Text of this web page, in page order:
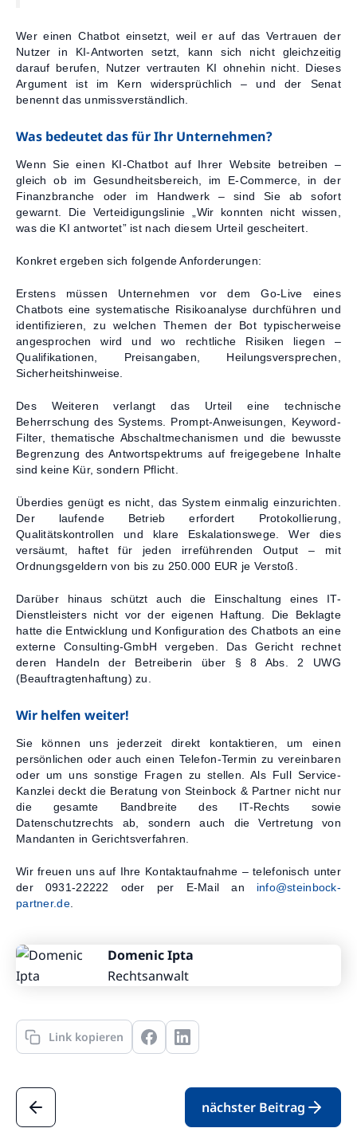
Wer einen Chatbot einsetzt, weil er auf das Vertrauen der
Nutzer in KI-Antworten setzt, kann sich nicht gleichzeitig
darauf berufen, Nutzer vertrauten KI ohnehin nicht. Dieses
Argument ist im Kern widersprüchlich – und der Senat
benennt das unmissverständlich.
Was bedeutet das für Ihr Unternehmen?
Wenn Sie einen KI-Chatbot auf Ihrer Website betreiben –
gleich ob im Gesundheitsbereich, im E-Commerce, in der
Finanzbranche oder im Handwerk – sind Sie ab sofort
gewarnt. Die Verteidigungslinie „Wir konnten nicht wissen,
was die KI antwortet” ist nach diesem Urteil gescheitert.
Konkret ergeben sich folgende Anforderungen:
Erstens müssen Unternehmen vor dem Go-Live eines
Chatbots eine systematische Risikoanalyse durchführen und
identifizieren, zu welchen Themen der Bot typischerweise
angesprochen wird und wo rechtliche Risiken liegen –
Qualifikationen, Preisangaben, Heilungsversprechen,
Sicherheitshinweise.
Des Weiteren verlangt das Urteil eine technische
Beherrschung des Systems. Prompt-Anweisungen, Keyword-
Filter, thematische Abschaltmechanismen und die bewusste
Begrenzung des Antwortspektrums auf freigegebene Inhalte
sind keine Kür, sondern Pflicht.
Überdies genügt es nicht, das System einmalig einzurichten.
Der laufende Betrieb erfordert Protokollierung,
Qualitätskontrollen und klare Eskalationswege. Wer dies
versäumt, haftet für jeden irreführenden Output – mit
Ordnungsgeldern von bis zu 250.000 EUR je Verstoß.
Darüber hinaus schützt auch die Einschaltung eines IT-
Dienstleisters nicht vor der eigenen Haftung. Die Beklagte
hatte die Entwicklung und Konfiguration des Chatbots an eine
externe Consulting-GmbH vergeben. Das Gericht rechnet
deren Handeln der Betreiberin über § 8 Abs. 2 UWG
(Beauftragtenhaftung) zu.
Wir helfen weiter!
Sie können uns jederzeit direkt kontaktieren, um einen
persönlichen oder auch einen Telefon-Termin zu vereinbaren
oder um uns sonstige Fragen zu stellen. Als Full Service-
Kanzlei deckt die Beratung von Steinbock & Partner nicht nur
die gesamte Bandbreite des IT-Rechts sowie
Datenschutzrechts ab, sondern auch die Vertretung von
Mandanten in Gerichtsverfahren.
Wir freuen uns auf Ihre Kontaktaufnahme – telefonisch unter
der 0931-22222 oder per E-Mail an info@steinbock-
partner.de.
Domenic Ipta
Rechtsanwalt
Link kopieren
nächster Beitrag